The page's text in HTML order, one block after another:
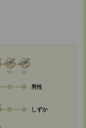
50 60
男性
しずか